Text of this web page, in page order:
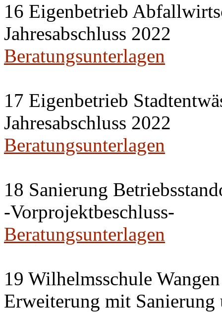
16 Eigenbetrieb
Jahresabschluss 2022
Beratungsunterlagen
17 Eigenbetrieb
Jahresabschluss 2022
Beratungsunterlagen
18 Sanierung
-Vorprojektbeschluss-
Beratungsunterlagen
19 Wilhelmsschule Wangen
Erweiterung mit